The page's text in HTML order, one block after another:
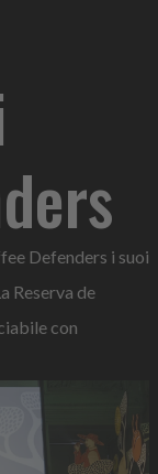
Defenders i suoi
Reserva de
con